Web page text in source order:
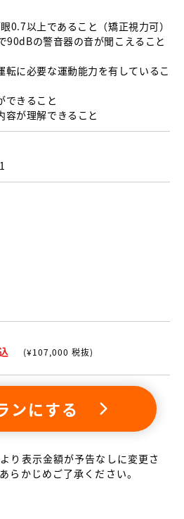
0.7以上であること （矯正視力可）
90dBの警音器の音が聞こえること
転に必要な運動能力を有しているこ
できること
容が理解できること
(¥107,000 税抜)
ンにする
り表示金額が予告なしに変更さ
らかじめご了承ください。